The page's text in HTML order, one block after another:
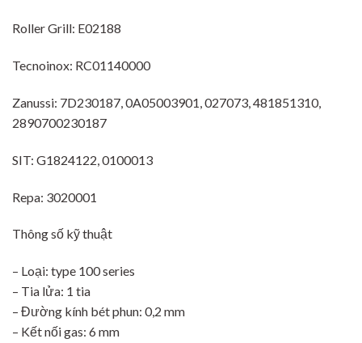
Roller Grill: E02188
Tecnoinox: RC01140000
Zanussi: 7D230187, 0A05003901, 027073, 481851310,
2890700230187
SIT: G1824122, 0100013
Repa: 3020001
Thông số kỹ thuật
– Loại: type 100 series
– Tia lửa: 1 tia
– Đường kính bét phun: 0,2 mm
– Kết nối gas: 6 mm